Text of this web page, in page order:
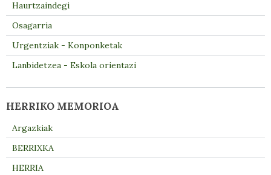
Haurtzaindegi
Osagarria
Urgentziak - Konponketak
Lanbidetzea - Eskola orientazi
HERRIKO MEMORIOA
Argazkiak
BERRIXKA
HERRIA